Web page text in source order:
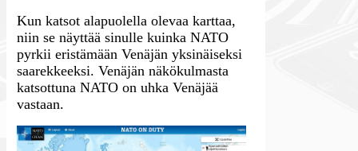
Kun katsot alapuolella olevaa karttaa,
niin se näyttää sinulle kuinka NATO
pyrkii eristämään Venäjän yksinäiseksi
saarekkeeksi. Venäjän näkökulmasta
katsottuna NATO on uhka Venäjää
vastaan.